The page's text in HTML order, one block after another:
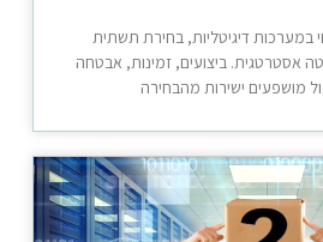
במערכות דיגיטליות, בחירת תשתית
אסטרטגית. ביצועים, זמינות, אבטחה
מושפעים ישירות מהבחירה